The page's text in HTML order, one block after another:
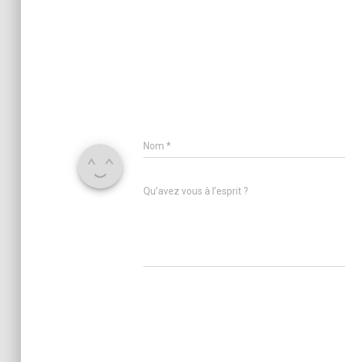
Nom *
Qu’avez vous à l’esprit ?